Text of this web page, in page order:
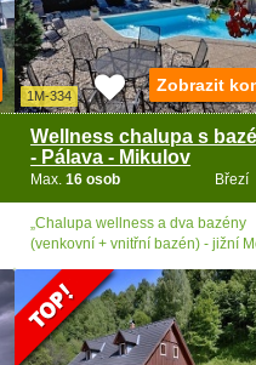
1M-334
Wellness chalupa s
- Pálava - Mikulov
Březí
Max.16 osob
Zobrazit
„Chalupa wellness a dva bazény
(venkovní + vnitřní bazén) - jižní